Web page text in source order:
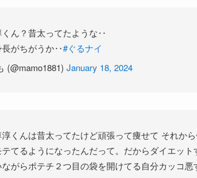
ん？昔太ってたような‥
長がちがうか‥#ぐるナイ
(@mamo1881) January 18, 2024
淳くんは昔太ってたけど頑張って痩せて それか
テてるようになったんだって。だからダイエット
ながらポテチ２つ目の袋を開けてる自分カッコ悪